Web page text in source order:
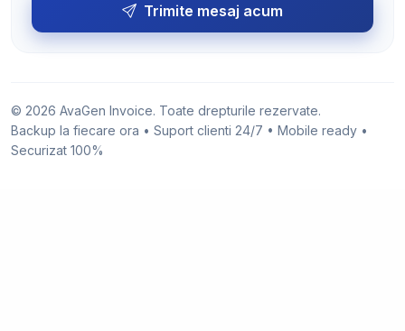
Trimite mesaj acum
© 2026 AvaGen Invoice. Toate drepturile rezervate.
Backup la fiecare ora • Suport clienti 24/7 • Mobile ready •
Securizat 100%